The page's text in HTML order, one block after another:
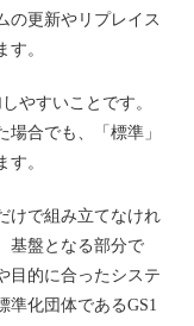
の更新やリプレイス
。
やすいことです。
合でも、「標準」
。
けで組み立てなけれ
基盤となる部分で
目的に合ったシステ
準化団体であるGS1